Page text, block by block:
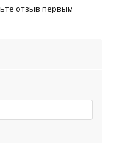
отзыв первым